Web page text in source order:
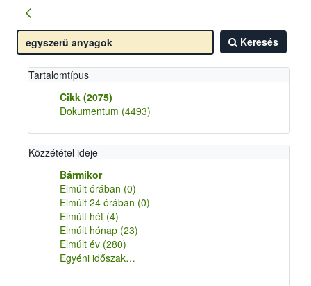
Keresés
Tartalomtípus
Cikk (2075)
Dokumentum (4493)
Közzététel ideje
Bármikor
Elmúlt órában (0)
Elmúlt 24 órában (0)
Elmúlt hét (4)
Elmúlt hónap (23)
Elmúlt év (280)
Egyéni időszak…